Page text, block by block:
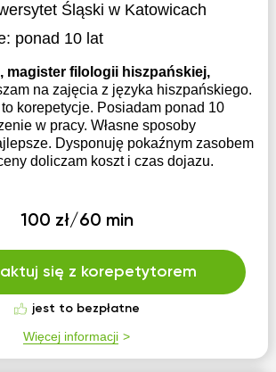
Śląski w Katowicach
ponad 10 lat
magister filologii hiszpańskiej,
na zajęcia z języka hiszpańskiego.
korepetycje. Posiadam ponad 10
w pracy. Własne sposoby
Dysponuję pokaźnym zasobem
doliczam koszt i czas dojazu.
100 zł/60 min
się z korepetytorem
jest to bezpłatne
Więcej informacji